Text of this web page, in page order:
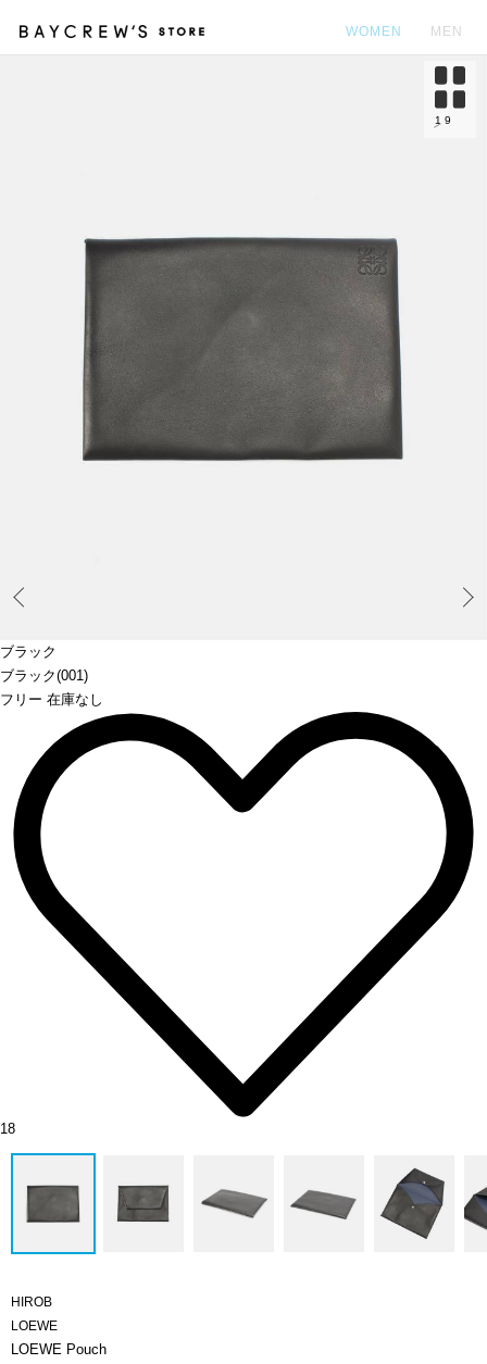
WOMEN MEN
ブラック
ブラック(001)
フリー 在庫なし
1 9
18
HIROB
LOEWE
LOEWE Pouch